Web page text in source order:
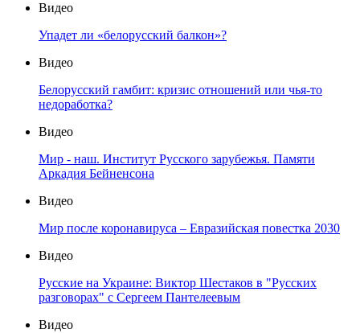
Видео
Упадет ли «белорусский балкон»?
Видео
Белорусский гамбит: кризис отношений или чья-то
недоработка?
Видео
Мир - наш. Институт Русского зарубежья. Памяти
Аркадия Бейненсона
Видео
Мир после коронавируса – Евразийская повестка 2030
Видео
Русские на Украине: Виктор Шестаков в "Русских
разговорах" с Сергеем Пантелеевым
Видео